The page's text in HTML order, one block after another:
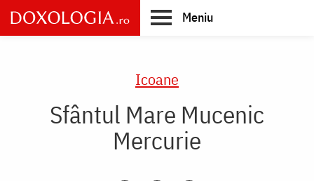
Skip
to
main
Meniu
Icoane
Sfântul Mare Mucenic
Mercurie